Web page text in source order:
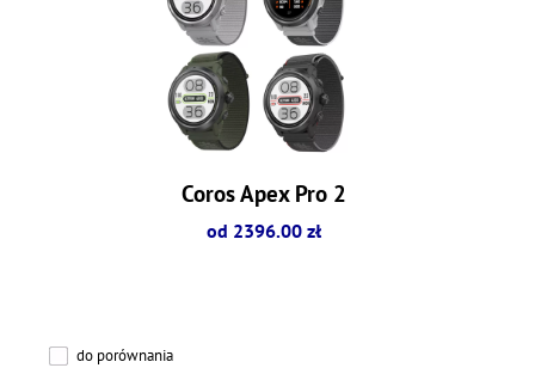
Coros Apex Pro 2
od 2396.00 zł
do porównania